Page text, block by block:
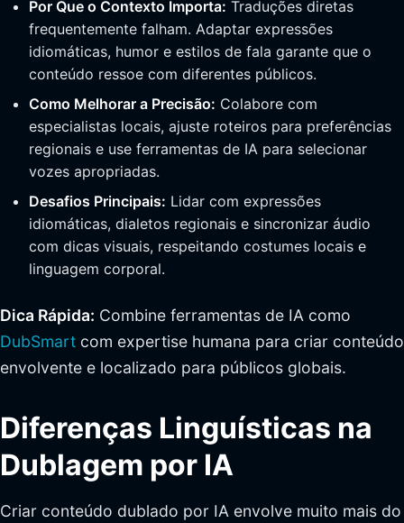
Por Que o Contexto Importa: Traduções diretas
frequentemente falham. Adaptar expressões
idiomáticas, humor e estilos de fala garante que o
conteúdo ressoe com diferentes públicos.
Como Melhorar a Precisão: Colabore com
especialistas locais, ajuste roteiros para preferências
regionais e use ferramentas de IA para selecionar
vozes apropriadas.
Desafios Principais: Lidar com expressões
idiomáticas, dialetos regionais e sincronizar áudio
com dicas visuais, respeitando costumes locais e
linguagem corporal.
Dica Rápida: Combine ferramentas de IA como
DubSmart com expertise humana para criar conteúdo
envolvente e localizado para públicos globais.
Diferenças Linguísticas na
Dublagem por IA
Criar conteúdo dublado por IA envolve muito mais do